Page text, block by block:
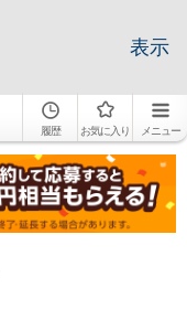
表示
履歴 お気に入り メニュー